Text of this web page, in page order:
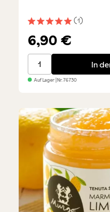
Durchschnittliche
(1)
6,90 €
Aprikosenkonfitüre -
In
Auf Lager| Nr.76730